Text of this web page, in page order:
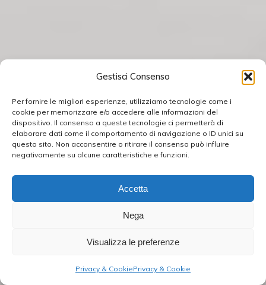
Gestisci Consenso
Per fornire le migliori esperienze, utilizziamo tecnologie come i
cookie per memorizzare e/o accedere alle informazioni del
dispositivo. Il consenso a queste tecnologie ci permetterà di
elaborare dati come il comportamento di navigazione o ID unici su
questo sito. Non acconsentire o ritirare il consenso può influire
negativamente su alcune caratteristiche e funzioni.
Accetta
Nega
Visualizza le preferenze
Privacy & CookiePrivacy & Cookie